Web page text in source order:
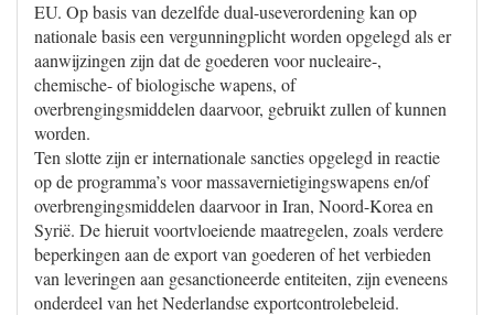
EU. Op basis van dezelfde dual-useverordening kan op
nationale basis een vergunningplicht worden opgelegd als er
aanwijzingen zijn dat de goederen voor nucleaire-,
chemische- of biologische wapens, of
overbrengingsmiddelen daarvoor, gebruikt zullen of kunnen
worden.
Ten slotte zijn er internationale sancties opgelegd in reactie
op de programma’s voor massavernietigingswapens en/of
overbrengingsmiddelen daarvoor in Iran, Noord-Korea en
Syrië. De hieruit voortvloeiende maatregelen, zoals verdere
beperkingen aan de export van goederen of het verbieden
van leveringen aan gesanctioneerde entiteiten, zijn eveneens
onderdeel van het Nederlandse exportcontrolebeleid.